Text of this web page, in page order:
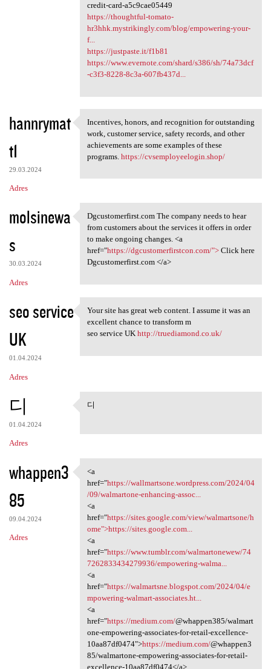
credit-card-a5c9cae05449
https://thoughtful-tomato-
hr3hhk.mystrikingly.com/blog/empowering-your-
f...
https://justpaste.it/f1b81
https://www.evernote.com/shard/s386/sh/74a73dcf
-c3f3-8228-8c3a-607fb437d...
hannrymat
t1
29.03.2024
Adres
Incentives, honors, and
Incentives, honors, and recognition for outstanding
work, customer service, safety records, and other
achievements are some examples of these
programs. https://cvsemployeelogin.shop/
molsinewa
s
30.03.2024
Adres
Dgcustomerfirst.com The
Dgcustomerfirst.com The company needs to hear
from customers about the services it offers in order
to make ongoing changes. <a
href="https://dgcustomerfirstcon.com/">Click here
Dgcustomerfirst.com </a>
seo service
UK
01.04.2024
Adres
Your site has great web
Your site has great web content. I assume it was an
excellent chance to transform m
seo service UK http://truediamond.co.uk/
디
01.04.2024
Adres
디
디
whappen3
85
09.04.2024
Adres
<a href="https://wallmartsone
<a
href="https://wallmartsone.wordpress.com/2024/04
/09/walmartone-enhancing-assoc...
<a
href="https://sites.google.com/view/walmartsone/h
ome">https://sites.google.com...
<a
href="https://www.tumblr.com/walmartonewew/74
7262833434279936/empowering-walma...
<a
href="https://walmartsne.blogspot.com/2024/04/e
mpowering-walmart-associates.ht...
<a
href="https://medium.com/@whappen385/walmart
one-empowering-associates-for-retail-excellence-
10aa87df0474">https://medium.com/@whappen3
85/walmartone-empowering-associates-for-retail-
excellence-10aa87df0474</a>